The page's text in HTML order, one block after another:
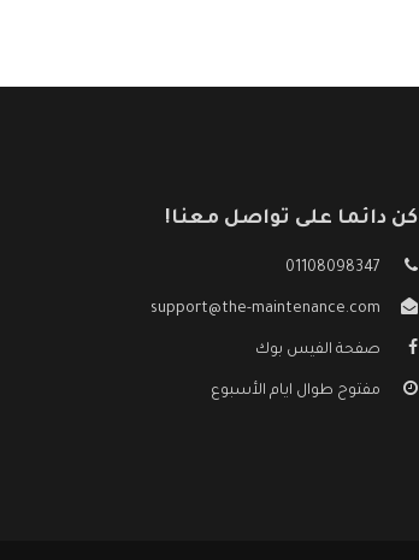
كن دائما على تواصل معنا!
01108098347
support@the-maintenance.com
صفحة الفيس بوك
مفتوح طوال ايام الأسبوع